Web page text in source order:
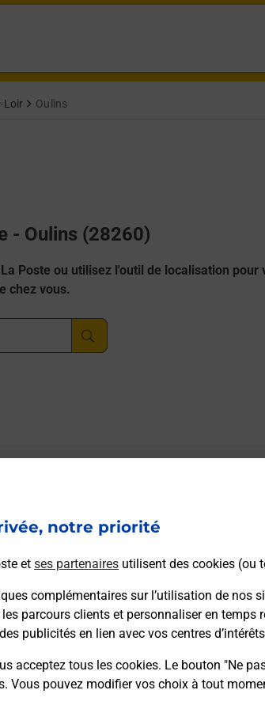
notre priorité
et ses partenaires utilisent des cookies (ou
complémentaires sur l’utilisation de nos
les parcours clients et personnaliser en
publicités en lien avec vos centres
acceptez tous les cookies. Le bouton "Ne
Vous pouvez modifier vos choix à tout
Loir Oulins
- Oulins (28260)
Poste ou utilisez l'outil de localisation pour
chez vous.
samedi à